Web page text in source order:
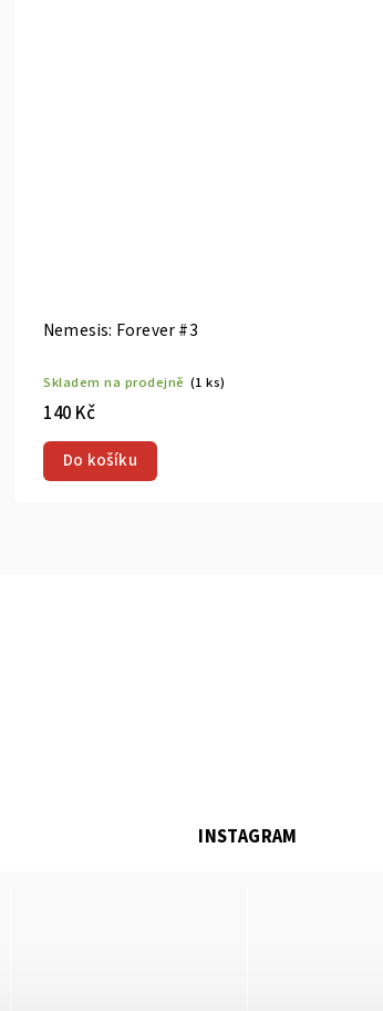
Nemesis: Forever #3
Skladem na prodejně (1 ks)
140 Kč
Do košíku
INSTAGRAM